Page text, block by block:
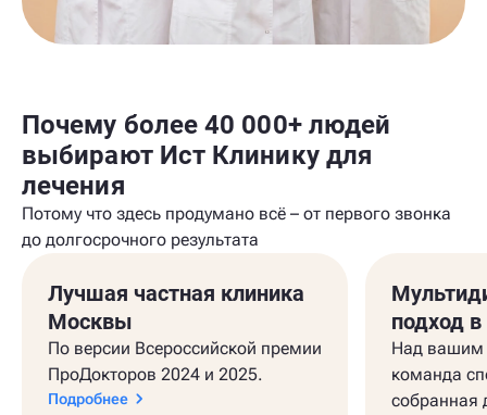
Почему более 40 000+ людей
выбирают Ист Клинику для
лечения
Потому что здесь продумано всё – от первого звонка
до долгосрочного результата
Лучшая частная клиника
Москвы
По версии Всероссийской премии
ПроДокторов 2024 и 2025.
Подробнее
подход
Над вашим
команда
собранная